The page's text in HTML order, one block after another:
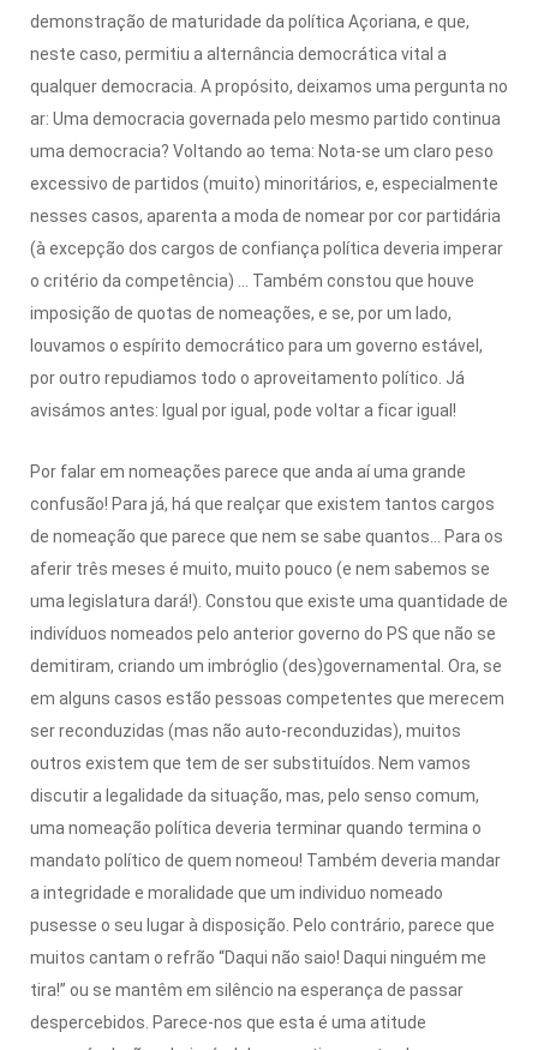
demonstração de maturidade da política Açoriana, e que,
neste caso, permitiu a alternância democrática vital a
qualquer democracia. A propósito, deixamos uma pergunta no
ar: Uma democracia governada pelo mesmo partido continua
uma democracia? Voltando ao tema: Nota-se um claro peso
excessivo de partidos (muito) minoritários, e, especialmente
nesses casos, aparenta a moda de nomear por cor partidária
(à excepção dos cargos de confiança política deveria imperar
o critério da competência) … Também constou que houve
imposição de quotas de nomeações, e se, por um lado,
louvamos o espírito democrático para um governo estável,
por outro repudiamos todo o aproveitamento político. Já
avisámos antes: Igual por igual, pode voltar a ficar igual!
Por falar em nomeações parece que anda aí uma grande
confusão! Para já, há que realçar que existem tantos cargos
de nomeação que parece que nem se sabe quantos… Para os
aferir três meses é muito, muito pouco (e nem sabemos se
uma legislatura dará!). Constou que existe uma quantidade de
indivíduos nomeados pelo anterior governo do PS que não se
demitiram, criando um imbróglio (des)governamental. Ora, se
em alguns casos estão pessoas competentes que merecem
ser reconduzidas (mas não auto-reconduzidas), muitos
outros existem que tem de ser substituídos. Nem vamos
discutir a legalidade da situação, mas, pelo senso comum,
uma nomeação política deveria terminar quando termina o
mandato político de quem nomeou! Também deveria mandar
a integridade e moralidade que um individuo nomeado
pusesse o seu lugar à disposição. Pelo contrário, parece que
muitos cantam o refrão “Daqui não saio! Daqui ninguém me
tira!” ou se mantêm em silêncio na esperança de passar
despercebidos. Parece-nos que esta é uma atitude